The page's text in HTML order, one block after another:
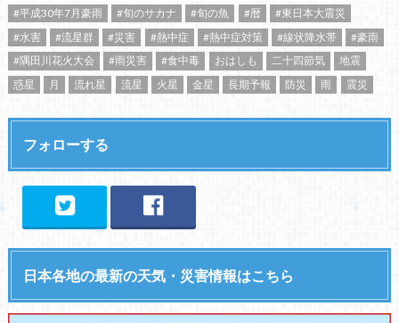
#平成30年7月豪雨
#旬のサカナ #旬の魚 #暦
#東日本大震災
#水害
#流星群 #災害 #熱中症 #熱中症対策 #線状降水帯
#豪雨
#隅田川花火大会
#雨災害 #食中毒 おはしも 二十四節気
地震
惑星
月 流れ星 流星 火星 金星 長期予報 防災 雨 震災
フォローする
日本各地の最新の天気・災害情報はこちら